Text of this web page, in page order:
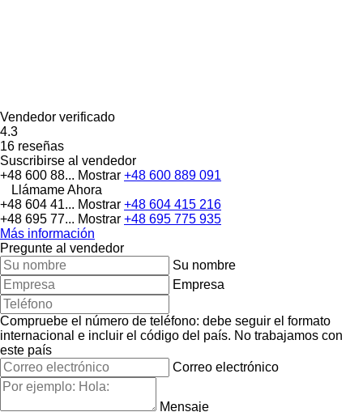
Vendedor verificado
4.3
16 reseñas
Suscribirse al vendedor
+48 600 88... Mostrar +48 600 889 091
Llámame Ahora
+48 604 41... Mostrar +48 604 415 216
+48 695 77... Mostrar +48 695 775 935
Más información
Pregunte al vendedor
Su nombre
Empresa
Compruebe el número de teléfono: debe seguir el formato
internacional e incluir el código del país. No trabajamos con
este país
Correo electrónico
Mensaje